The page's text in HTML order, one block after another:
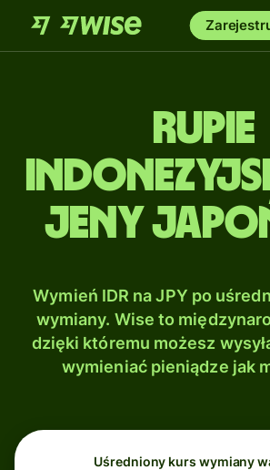
Rupie
Jeny
Wymień IDR na JPY po
wymiany. Wise to
dzięki któremu możesz
wymieniać pieniądze jak
Uśredniony kurs wymiany